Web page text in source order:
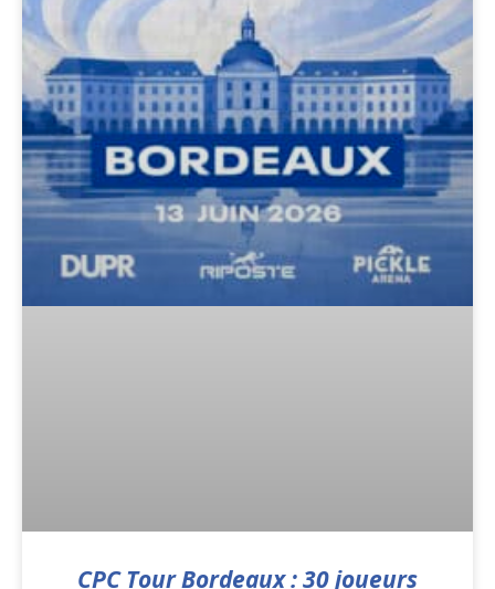
CPC Tour Bordeaux : 30 joueurs